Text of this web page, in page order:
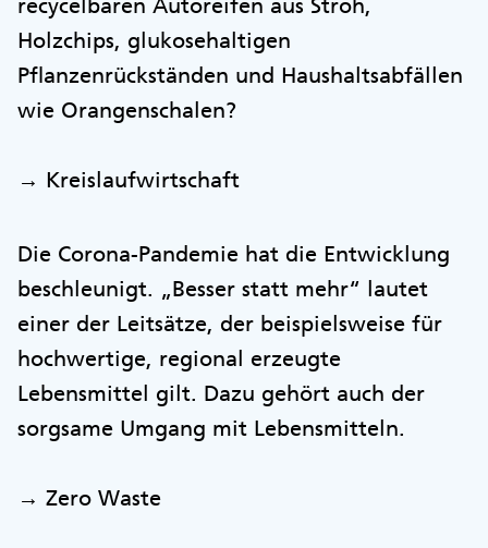
recycelbaren Autoreifen aus Stroh,
Holzchips, glukosehaltigen
Pflanzenrückständen und Haushaltsabfällen
wie Orangenschalen?
→ Kreislaufwirtschaft
Die Corona-Pandemie hat die Entwicklung
beschleunigt. „Besser statt mehr“ lautet
einer der Leitsätze, der beispielsweise für
hochwertige, regional erzeugte
Lebensmittel gilt. Dazu gehört auch der
sorgsame Umgang mit Lebensmitteln.
→ Zero Waste